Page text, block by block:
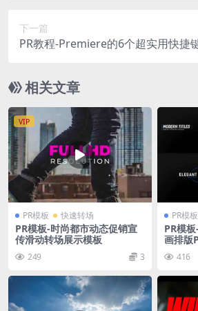
下一篇
PR教程-Premiere的6个超实用快捷
相关文章
VIP
PR模板 快速转场
PR模板-时尚都市动态促销宣
传滑动转场展示模板
249 3
PR模板
PR模
画排版
416